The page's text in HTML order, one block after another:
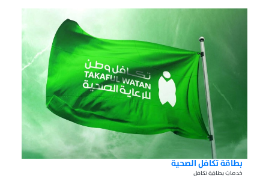
بطاقة تكافل الصحية
خدمات بطاقة تكافل